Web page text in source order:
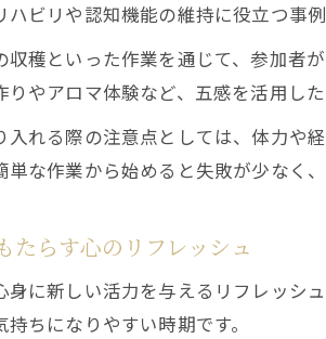
ビリや認知機能の維持に役立つ事例
収穫といった作業を通じて、参加者
りやアロマ体験など、五感を活用し
入れる際の注意点としては、体力や
な作業から始めると失敗が少なく、
たらす心のリフレッシュ
身に新しい活力を与えるリフレッシ
ちになりやすい時期です。